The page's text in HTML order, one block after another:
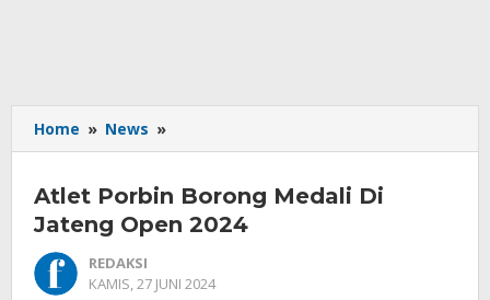
Home » News »
Porbin
Medali
Di
2024
Atlet Porbin Borong Medali Di
Jateng Open 2024
REDAKSI
KAMIS, 27 JUNI 2024